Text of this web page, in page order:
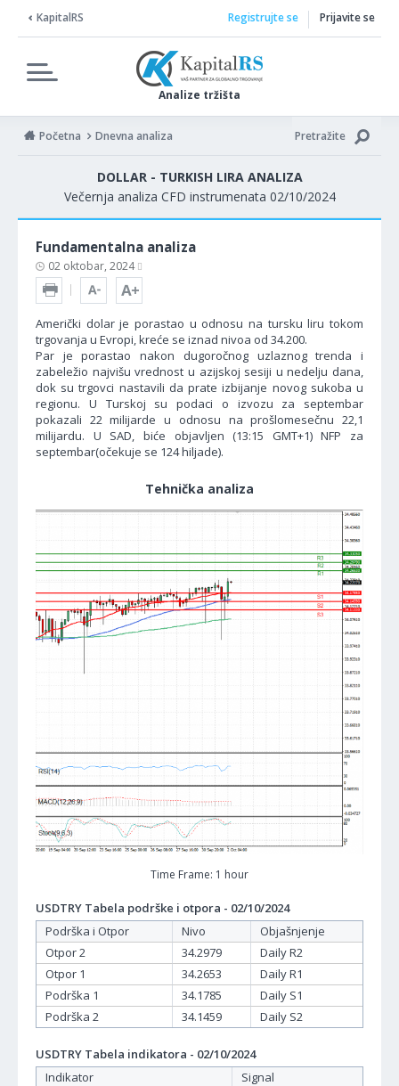
KapitalRS
Analize tržišta
Registrujte se Prijavite se
Početna Dnevna analiza Pretražite
DOLLAR - TURKISH LIRA ANALIZA
Večernja analiza CFD instrumenata 02/10/2024
Fundamentalna analiza
02 oktobar, 2024
Američki dolar je porastao u odnosu na tursku liru tokom
trgovanja u Evropi, kreće se iznad nivoa od 34.200.
Par je porastao nakon dugoročnog uzlaznog trenda i
zabeležio najvišu vrednost u azijskoj sesiji u nedelju dana,
dok su trgovci nastavili da prate izbijanje novog sukoba u
regionu. U Turskoj su podaci o izvozu za septembar
pokazali 22 milijarde u odnosu na prošlomesečnu 22,1
milijardu. U SAD, biće objavljen (13:15 GMT+1) NFP za
septembar(očekuje se 124 hiljade).
Tehnička analiza
Time Frame: 1 hour
USDTRY Tabela podrške i otpora - 02/10/2024
Podrška i Otpor
Nivo
Objašnjenje
Otpor 2
34.2979
Daily R2
Otpor 1
34.2653
Daily R1
Podrška 1
34.1785
Daily S1
Podrška 2
34.1459 Daily S2
USDTRY Tabela indikatora - 02/10/2024
Indikator
Signal